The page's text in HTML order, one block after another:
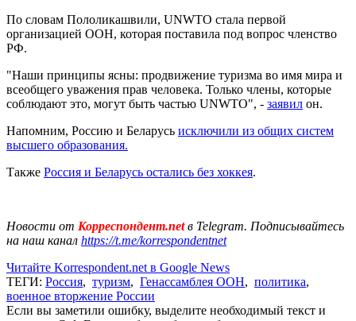
По словам Пололикашвили, UNWTO стала первой
организацией ООН, которая поставила под вопрос членство
РФ.
"Наши принципы ясны: продвижение туризма во имя мира и
всеобщего уважения прав человека. Только члены, которые
соблюдают это, могут быть частью UNWTO", - заявил он.
Напомним, Россию и Беларусь исключили из общих систем
высшего образования.
Также Россия и Беларусь остались без хоккея.
Новости от Корреспондент.netв Telegram. Подписывайтесь
на наш канал https://t.me/korrespondentnet
Читайте Korrespondent.net в Google News
ТЕГИ: Россия, туризм, Генассамблея ООН, политика,
военное вторжение России
Если вы заметили ошибку, выделите необходимый текст и